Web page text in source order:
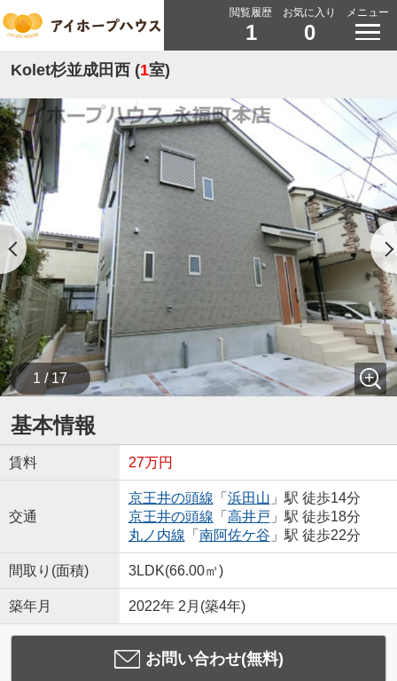
閲覧履歴
1
お気に入り
0
メニュー
Kolet杉並成田西 (1室)
1 / 17
基本情報
賃料 27万円
交通
京王井の頭線 「 浜田山 」駅 徒歩14分
京王井の頭線 「 高井戸 」駅 徒歩18分
丸ノ内線 「 南阿佐ケ谷 」駅 徒歩22分
間取り(面積) 3LDK(66.00㎡)
築年月 2022年 2月(築4年)
お問い合わせ(無料)